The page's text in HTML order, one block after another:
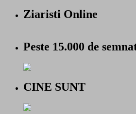
Ziaristi Online
Peste 15.000 de
CINE SUNT